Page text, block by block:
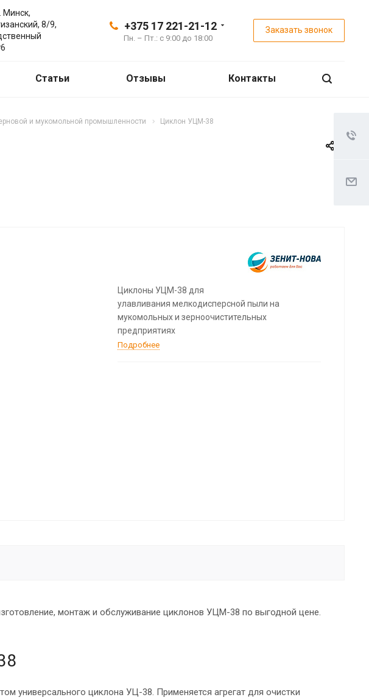
+375 17 221-21-12
Пн. – Пт.: с 9:00 до 18:00
Заказать звонок
Минск,
8/9,
Статьи Отзывы Контакты
и мукомольной промышленности Циклон УЦМ-38
Циклоны УЦМ-38 для
улавливания мелкодисперсной пыли на
мукомольных и зерноочистительных
предприятиях
Подробнее
монтаж и обслуживание циклонов УЦМ-38 по выгодной цене.
универсального циклона УЦ-38. Применяется агрегат для очистки